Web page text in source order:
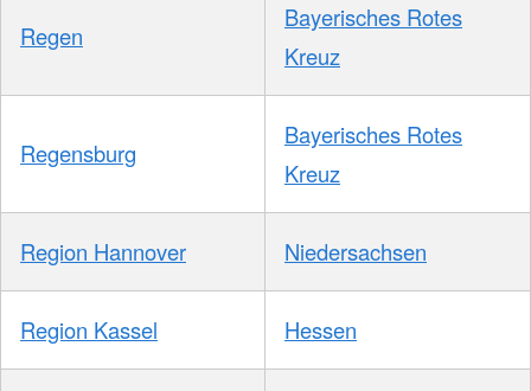
Regen
Bayerisches Rotes
Kreuz
Regensburg
Bayerisches Rotes
Kreuz
Region Hannover Niedersachsen
Region Kassel Hessen